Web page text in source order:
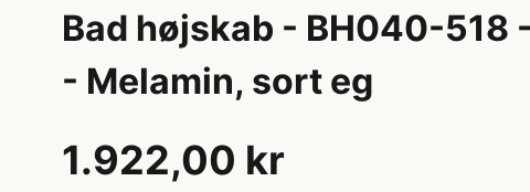
Bad højskab - BH040-518
- Melamin, sort eg
1.922,00 kr